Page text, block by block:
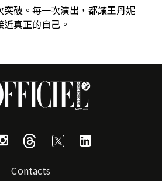
破。每一次演出，都讓王丹妮
近真正的自己。
Contacts